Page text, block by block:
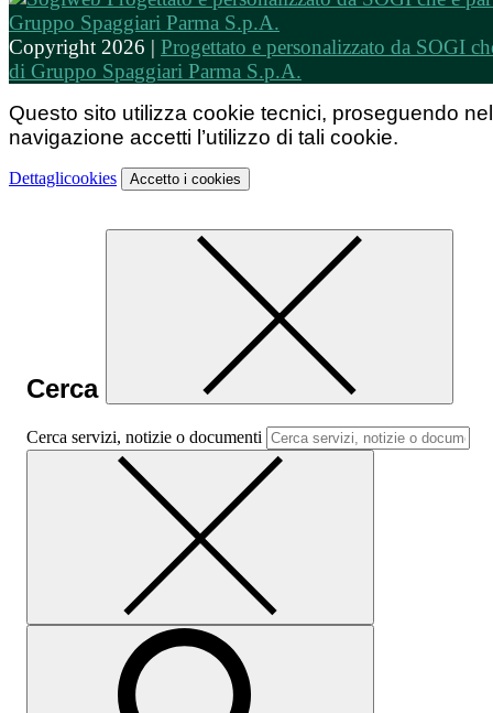
Copyright 2026 | Progettato e personalizzato da SOGI
di Gruppo Spaggiari Parma S.p.A.
Questo sito utilizza cookie tecnici, proseguendo
navigazione accetti l’utilizzo di tali cookie.
Dettaglicookies Accetto i cookies
Cerca
Cerca servizi, notizie o documenti